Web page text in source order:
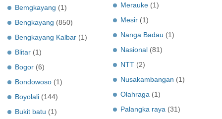
Bemgkayang (1)
Bengkayang (850)
Bengkayang Kalbar (1)
Blitar (1)
Bogor (6)
Bondowoso (1)
Boyolali (144)
Bukit batu (1)
Merauke (1)
Mesir (1)
Nanga Badau (1)
Nasional (81)
NTT (2)
Nusakambangan (1)
Olahraga (1)
Palangka raya (31)